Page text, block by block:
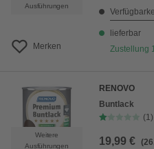
Ausführungen
Merken
lieferbar
Zustellung
Weitere
Ausführungen
RENOVO
Buntlack
(1)
19,99 €